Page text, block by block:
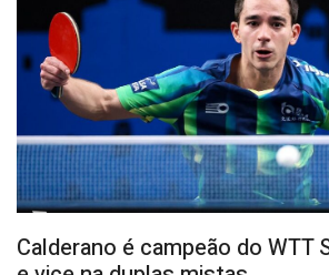
Calderano é campeão do WTT